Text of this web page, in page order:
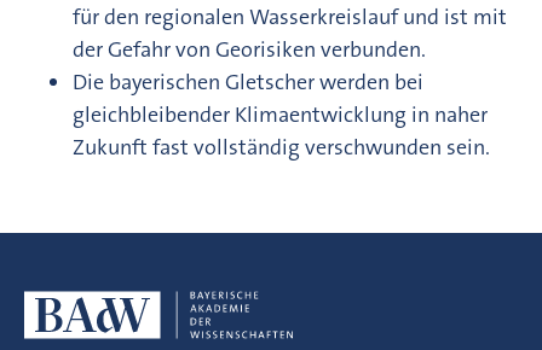
für den regionalen Wasserkreislauf und ist mit
der Gefahr von Georisiken verbunden.
Die bayerischen Gletscher werden bei
gleichbleibender Klimaentwicklung in naher
Zukunft fast vollständig verschwunden sein.